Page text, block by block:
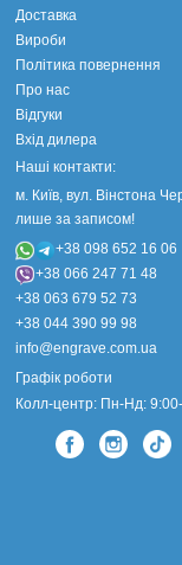
Доставка
Вироби
Політика повернення
Про нас
Відгуки
Вхід дилера
Наші контакти:
м. Київ, вул. Вінстона
лише за записом!
+38 098 652 16 06
+38 066 247 71 48
+38 063 679 52 73
+38 044 390 99 98
info@engrave.com.ua
Графік роботи
Колл-центр: Пн-Нд: